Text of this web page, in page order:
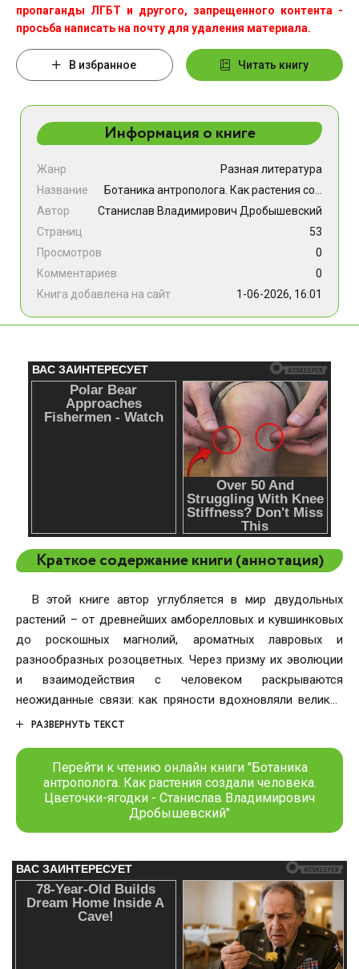
пропаганды ЛГБТ и другого, запрещенного контента -
просьба написать на почту для удаления материала.
В избранное Читать книгу
Информация о книге
Жанр
Разная литература
Название
Автор
Станислав Владимирович Дробышевский
Страниц
53
Просмотров
0
Комментариев
0
Книга добавлена на сайт
1-06-2026, 16:01
Краткое содержание книги (аннотация)
В этой книге автор углубляется в мир двудольных
растений – от древнейших амборелловых и кувшинковых
до роскошных магнолий, ароматных лавровых и
разнообразных розоцветных. Через призму их эволюции
и взаимодействия с человеком раскрываются
неожиданные связи: как пряности вдохновляли великие
географические открытия, почему ядовитые растения
влияли на культуру, мифологию и даже политику.Вы
узнаете:– почему перец и корица двигали историю
сильнее, чем войны;– как растения-паразиты и муравьи-
союзники создавали удивительные экосистемы;– что
алкогольдегидрогеназы и цивилизационных традиций;–
как ботанические ошибки становились причиной
эпидемий, а древние растения – символами богов и
власти.Книга написана живым, образным языком,
насыщена историческими экскурсами,
антропологическими наблюдениями и тонким юмором.
РАЗВЕРНУТЬ ТЕКСТ
Перейти к чтению онлайн книги "Ботаника
антрополога. Как растения создали человека.
Цветочки-ягодки - Станислав Владимирович
Дробышевский"